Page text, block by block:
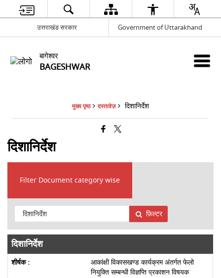
उत्तराखंड सरकार Government of Uttarakhand
बागेश्वर
BAGESHWAR
मुख्य पृष्ठ दस्तावेज़ दिशानिर्देश
दिशानिर्देश
Filter Document category wise
फ़िल्टर
दिशानिर्देश
आकांक्षी विकासखण्ड कार्यक्रम अंतर्गत फेलो
नियुक्ति सम्बन्धी विज्ञप्ति प्रकाशन विषयक